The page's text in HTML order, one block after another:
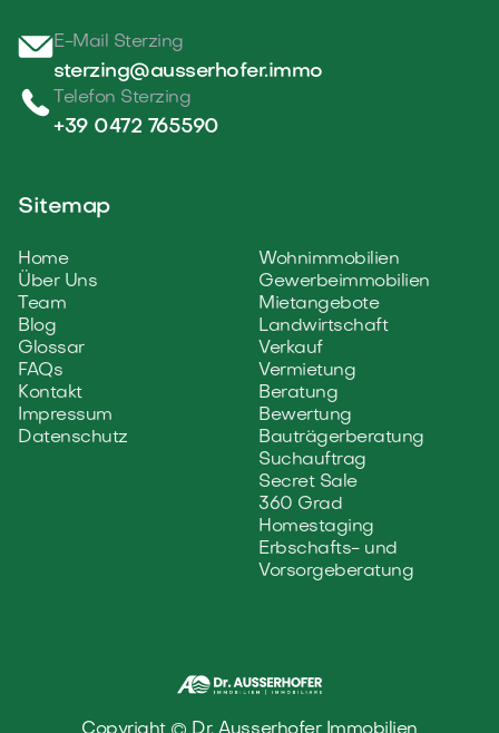
E-Mail Sterzing
sterzing@ausserhofer.immo
Telefon Sterzing
+39 0472 765590
Sitemap
Home
Über Uns
Team
Blog
Glossar
FAQs
Kontakt
Impressum
Datenschutz
Wohnimmobilien
Gewerbeimmobilien
Mietangebote
Landwirtschaft
Verkauf
Vermietung
Beratung
Bewertung
Bauträgerberatung
Suchauftrag
Secret Sale
360 Grad
Homestaging
Erbschafts- und
Vorsorgeberatung